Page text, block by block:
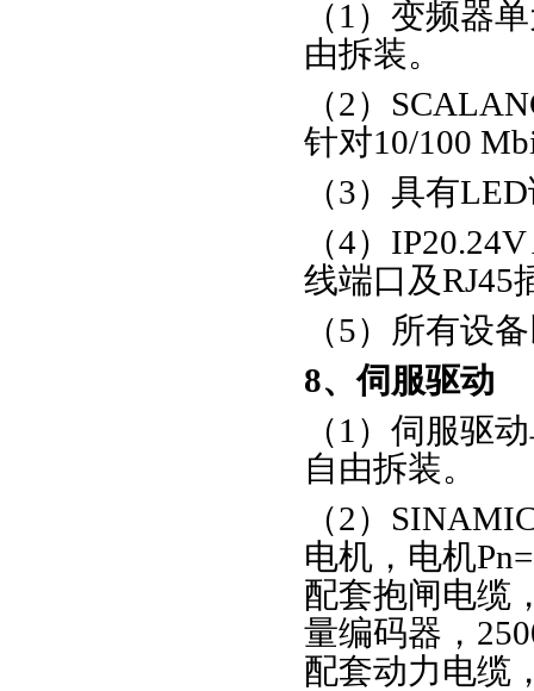
（1）变频器
由拆装。
（2）
针对10/100
（3）具有
（4）
线端口及RJ45
（5）所有设
8、伺服驱动
（1）伺服驱
自由拆装。
（2）
电机，电机
配套抱闸电缆
量编码器，
配套动力电缆